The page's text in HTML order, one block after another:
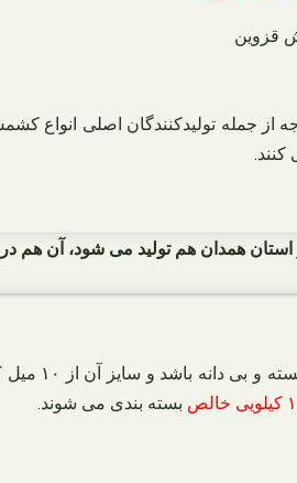
از جمله تولیدکنندگان اصلی
استان همدان هم تولید می شود، آن
زرد، قهوه ای روشن، قهوه ای تیره و سرخ موجود بوده و در بازار داخل در
بسته بندی می شوند.